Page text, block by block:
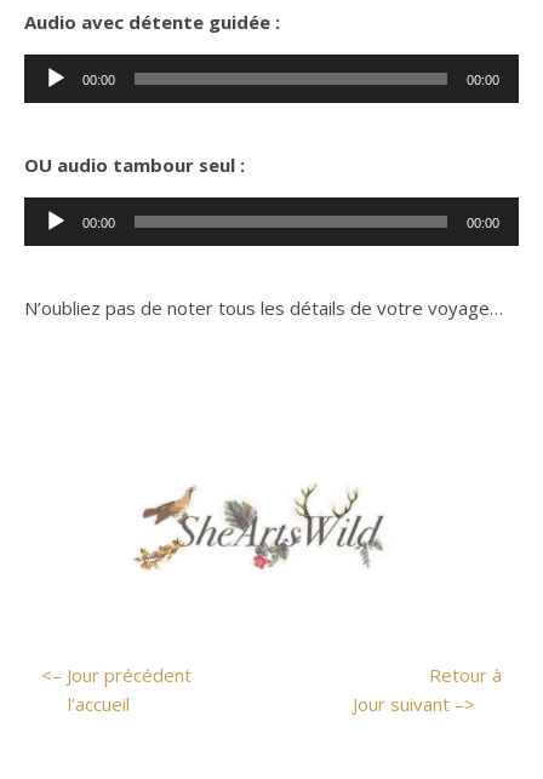
Audio avec détente guidée :
Lecteur 00:00 00:00
OU audio tambour seul :
Lecteur 00:00 00:00
N’oubliez pas de noter tous les détails de votre voyage…
<– Jour précédent
Retour à
l’accueil
Jour suivant –>